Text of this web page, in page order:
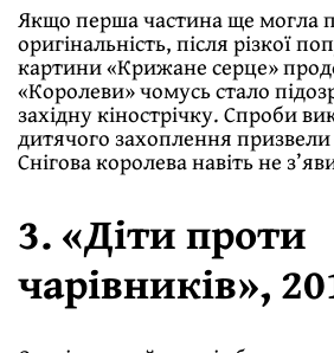
Якщо перша частина ще могла
оригінальність, після різкої
картини «Крижане серце»
«Королеви» чомусь стало
західну кінострічку. Спроби
дитячого захоплення
Снігова королева навіть не
3. «Діти проти
чарівників»,